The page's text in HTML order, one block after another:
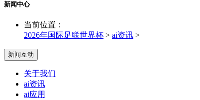
新闻中心
当前位置：
2026年国际足联世界杯 > ai资讯 >
新闻互动
关于我们
ai资讯
ai应用